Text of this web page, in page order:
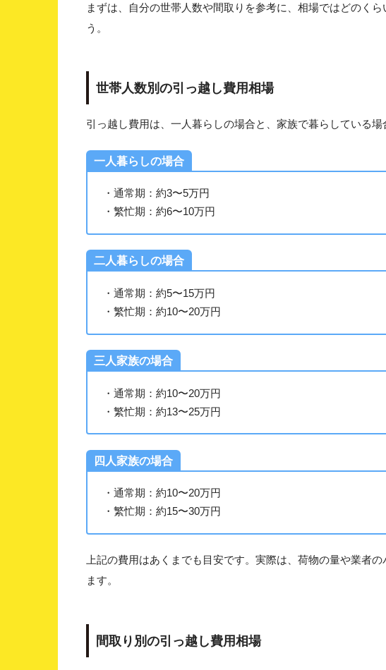
まずは、自分の世帯人数や間取りを参考に、相場ではどのく
う。
世帯人数別の引っ越し費用相場
引っ越し費用は、一人暮らしの場合と、家族で暮らしている場
一人暮らしの場合
・通常期：約3〜5万円
・繁忙期：約6〜10万円
二人暮らしの場合
・通常期：約5〜15万円
・繁忙期：約10〜20万円
三人家族の場合
・通常期：約10〜20万円
・繁忙期：約13〜25万円
四人家族の場合
・通常期：約10〜20万円
・繁忙期：約15〜30万円
上記の費用はあくまでも目安です。実際は、荷物の量や業者
ます。
間取り別の引っ越し費用相場